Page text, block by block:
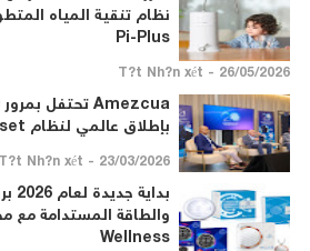
Pi-Plus
26/05/2026 - T?t Nh?n xét
بإطلاق عالمي لنظام GX-1 Bio-Reset
23/03/2026 - T?t Nh?n xét
Wellness